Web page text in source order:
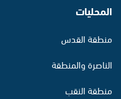
المحليات
منطقة القدس
الناصرة والمنطقة
منطقة النقب